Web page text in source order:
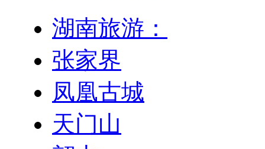
湖南旅游：
张家界
凤凰古城
天门山